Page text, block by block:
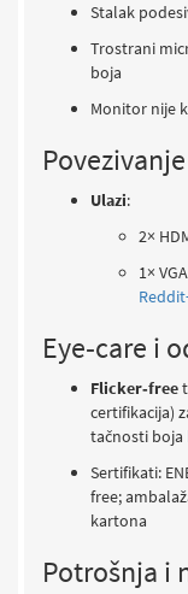
Stalak
Trostrani
boja
Monitor nije
Povezivanje
Ulazi:
2×
1×
Reddit
Eye‑care i
Flicker‑free
certifikacija)
tačnosti boja
Sertifikati:
free;
kartona
Potrošnja i